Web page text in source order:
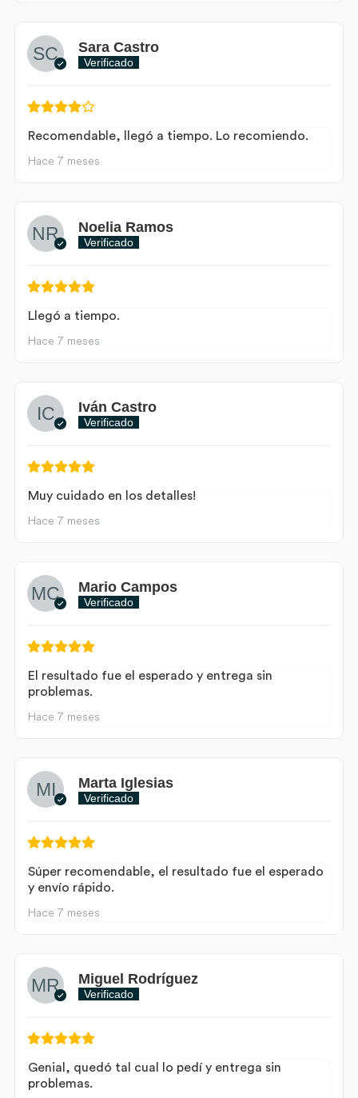
Sara Castro
Verificado
Recomendable, llegó a tiempo. Lo recomiendo.
Hace 7 meses
Noelia Ramos
Verificado
Llegó a tiempo.
Hace 7 meses
Iván Castro
Verificado
Muy cuidado en los detalles!
Hace 7 meses
Mario Campos
Verificado
El resultado fue el esperado y entrega sin
problemas.
Hace 7 meses
Marta Iglesias
Verificado
Súper recomendable, el resultado fue el esperado
y envío rápido.
Hace 7 meses
Miguel Rodríguez
Verificado
Genial, quedó tal cual lo pedí y entrega sin
problemas.